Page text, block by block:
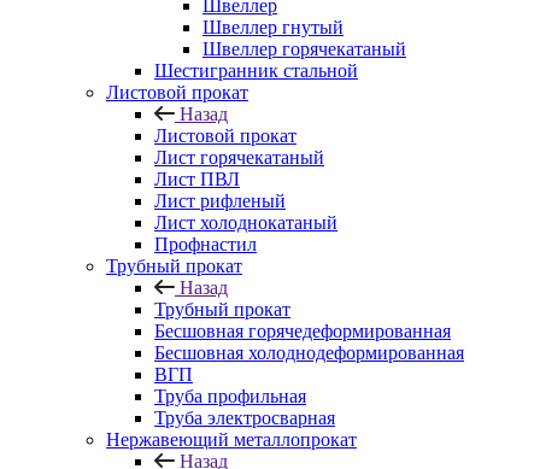
Швеллер
Швеллер гнутый
Швеллер горячекатаный
Шестигранник стальной
Листовой прокат
Назад
Листовой прокат
Лист горячекатаный
Лист ПВЛ
Лист рифленый
Лист холоднокатаный
Профнастил
Трубный прокат
Назад
Трубный прокат
Бесшовная горячедеформированная
Бесшовная холоднодеформированная
ВГП
Труба профильная
Труба электросварная
Нержавеющий металлопрокат
Назад